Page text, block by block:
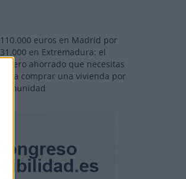
110.000 euros en Madrid por
31.000 en Extremadura: el
dinero ahorrado que necesitas
para comprar una vivienda por
comunidad